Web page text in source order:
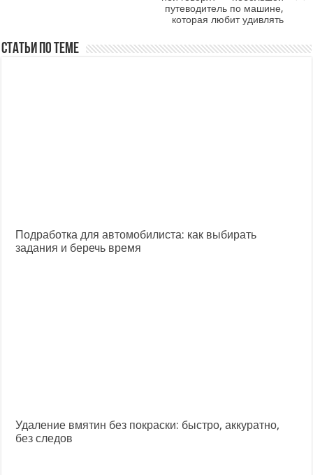
путеводитель по машине,
которая любит удивлять
Статьи по теме
Подработка для автомобилиста: как выбирать
задания и беречь время
Удаление вмятин без покраски: быстро, аккуратно,
без следов